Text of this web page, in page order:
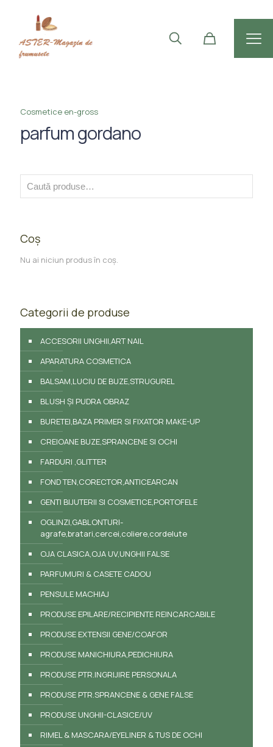
Cosmetice en-gross
parfum gordano
Coș
Nu ai niciun produs în coș.
Categorii de produse
ACCESORII UNGHII,ART NAIL
APARATURA COSMETICA
BALSAM,LUCIU DE BUZE,STRUGUREL
BLUSH ȘI PUDRA OBRAZ
BURETEI,BAZA PRIMER SI FIXATOR MAKE-UP
CREIOANE BUZE,SPRANCENE SI OCHI
FARDURI ,GLITTER
FOND TEN,CORECTOR,ANTICEARCAN
GENTI BIJUTERII SI COSMETICE,PORTOFELE
OGLINZI,GABLONTURI-
agrafe,bratari,cercei,coliere,cordelute
OJA CLASICA,OJA UV,UNGHII FALSE
PARFUMURI & CASETE CADOU
PENSULE MACHIAJ
PRODUSE EPILARE/RECIPIENTE REINCARCABILE
PRODUSE EXTENSII GENE/COAFOR
PRODUSE MANICHIURA,PEDICHIURA
PRODUSE PTR.INGRIJIRE PERSONALA
PRODUSE PTR.SPRANCENE & GENE FALSE
PRODUSE UNGHII-CLASICE/UV
RIMEL & MASCARA/EYELINER & TUS DE OCHI